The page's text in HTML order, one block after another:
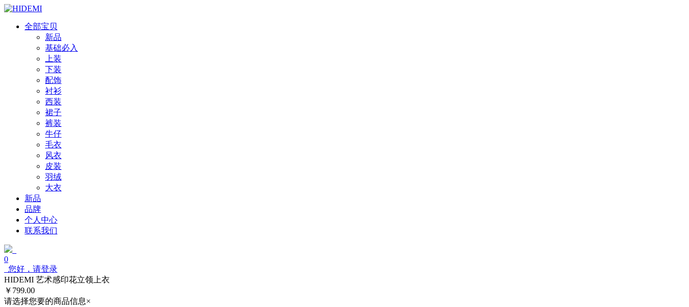
全部宝贝
新品
基础必入
上装
下装
配饰
衬衫
西装
裙子
裤装
牛仔
毛衣
风衣
皮装
羽绒
大衣
新品
品牌
个人中心
联系我们
0
您好，请登录
HIDEMI 艺术感印花立领上衣
￥799.00
请选择您要的商品信息×